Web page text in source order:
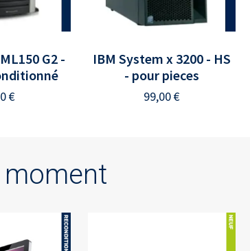
G2 -
€
IBM System x 3200 - HS
- pour pieces
99,00€